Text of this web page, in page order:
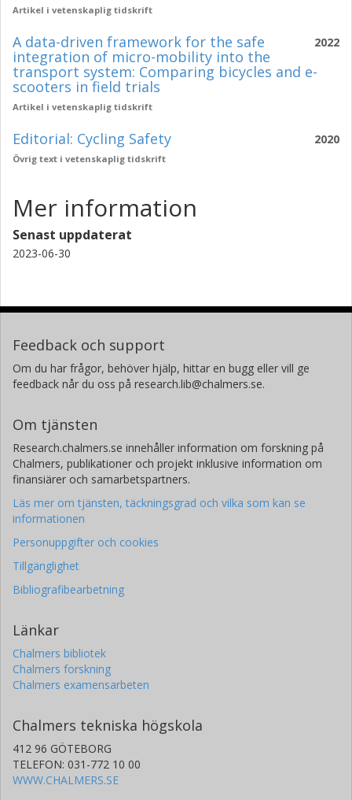
Artikel i vetenskaplig tidskrift
2022
A data-driven framework for the safe
integration of micro-mobility into the
transport system: Comparing bicycles and e-
scooters in field trials
Artikel i vetenskaplig tidskrift
2020
Editorial: Cycling Safety
Övrig text i vetenskaplig tidskrift
Mer information
Senast uppdaterat
2023-06-30
Feedback och support
Om du har frågor, behöver hjälp, hittar en bugg eller vill ge
feedback når du oss på research.lib@chalmers.se.
Om tjänsten
Research.chalmers.se innehåller information om forskning på
Chalmers, publikationer och projekt inklusive information om
finansiärer och samarbetspartners.
Läs mer om tjänsten, täckningsgrad och vilka som kan se
informationen
Personuppgifter och cookies
Tillgänglighet
Bibliografibearbetning
Länkar
Chalmers bibliotek
Chalmers forskning
Chalmers examensarbeten
Chalmers tekniska högskola
412 96 GÖTEBORG
TELEFON: 031-772 10 00
WWW.CHALMERS.SE